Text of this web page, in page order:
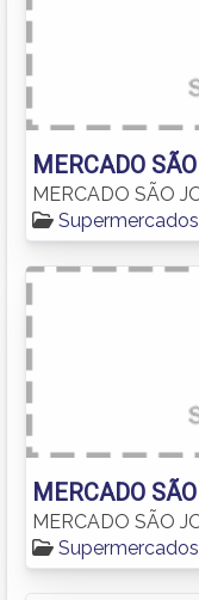
MERCADO
MERCADO SÃO
MERCADO
MERCADO SÃO